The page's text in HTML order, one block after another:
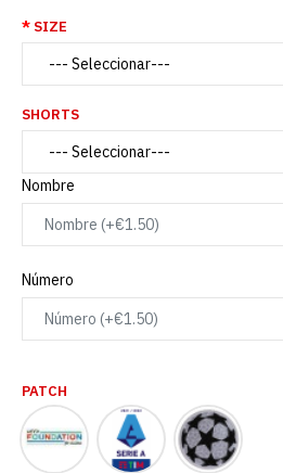
SIZE
SHORTS
Nombre
Número
PATCH